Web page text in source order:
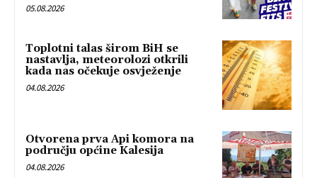
05.08.2026
Toplotni talas širom BiH se
nastavlja, meteorolozi otkrili
kada nas očekuje osvježenje
04.08.2026
Otvorena prva Api komora na
području općine Kalesija
04.08.2026